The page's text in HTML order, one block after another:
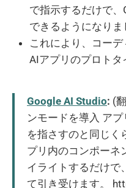
で指示するだけで
できるようになりま
これにより、コー
AIアプリのプロトタ
Google AI Studio: (
ンモードを導入 ア
を指さすのと同じく
プリ内のコンポーネ
イライトするだけで
て引き受けます。